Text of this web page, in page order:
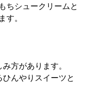
ちシュークリームと
す。
方があります。
んやりスイーツと